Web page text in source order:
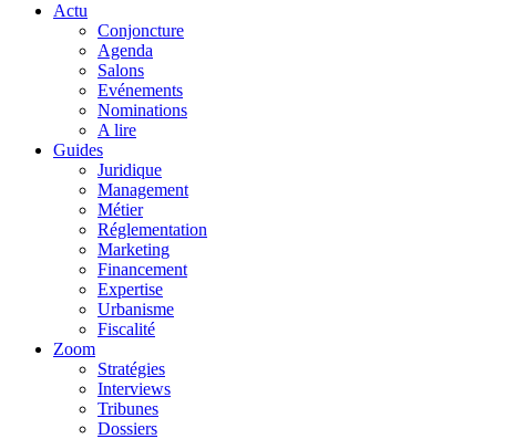
Actu
Conjoncture
Agenda
Salons
Evénements
Nominations
A lire
Guides
Juridique
Management
Métier
Réglementation
Marketing
Financement
Expertise
Urbanisme
Fiscalité
Zoom
Stratégies
Interviews
Tribunes
Dossiers